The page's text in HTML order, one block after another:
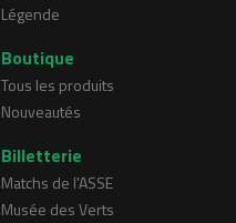
Légende
Boutique
Tous les produits
Nouveautés
Billetterie
Matchs de l'ASSE
Musée des Verts